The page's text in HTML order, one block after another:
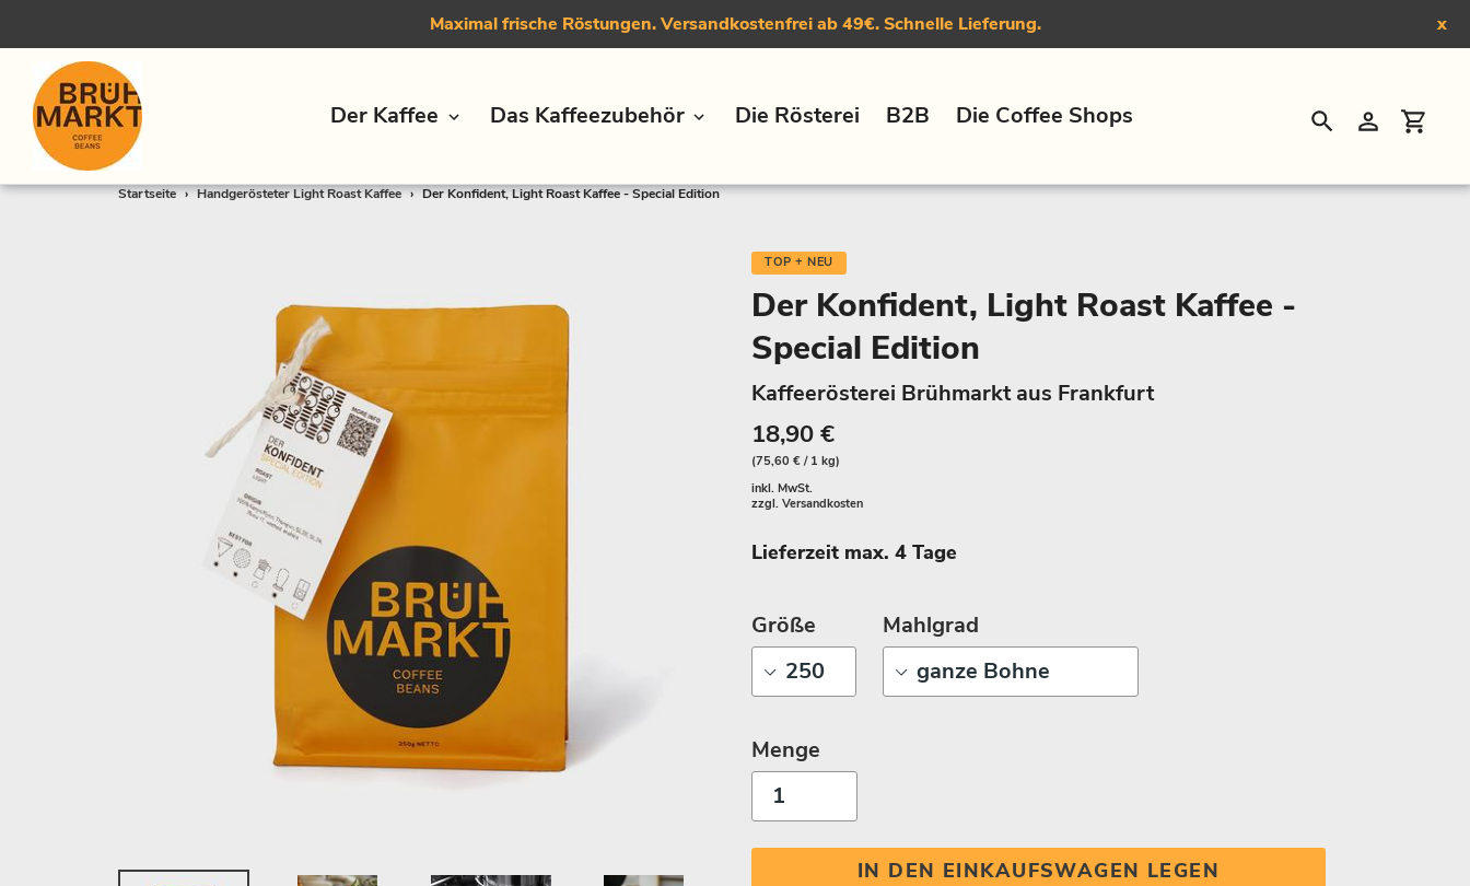
Direkt
Maximal frische Röstungen. Versandkostenfrei ab 49€. Schnelle Lieferung. x
Der Kaffee Das Kaffeezubehör Die Rösterei B2B Die Coffee Shops
SuchenEinloggen
Startseite › Handgerösteter Light Roast Kaffee › Der Konfident, Light Roast Kaffee - Special Edition
TOP + NEU
Der Konfident, Light Roast Kaffee -
Special Edition
Kaffeerösterei Brühmarkt aus Frankfurt
18,90 €
(75,60 € / 1 kg)
inkl. MwSt.
zzgl. Versandkosten
Lieferzeit max. 4 Tage
Größe Mahlgrad
Menge
IN DEN EINKAUFSWAGEN LEGEN